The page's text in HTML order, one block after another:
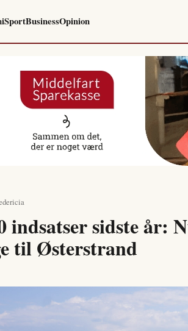
SportBusinessOpinion
indsatser sidste år:
til Østerstrand